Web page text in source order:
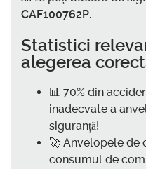
CAF100762P.
Statistici
alegerea
📊 70% din
inadecvate a
siguranță!
🚀 Anvelopele de
consumul de